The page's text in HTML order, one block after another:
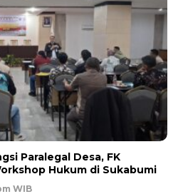
Paralegal Desa, FK
Hukum di Sukabumi
WIB